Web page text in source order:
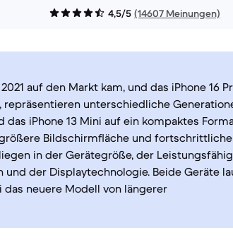
4,5/5 (14607 Meinungen)
auf den Markt kam, und das iPhone 16
unterschiedliche
iPhone 13 Mini auf ein kompaktes
Bildschirmfläche und
in der Gerätegröße, der
der Displaytechnologie. Beide Geräte
neuere Modell von längerer